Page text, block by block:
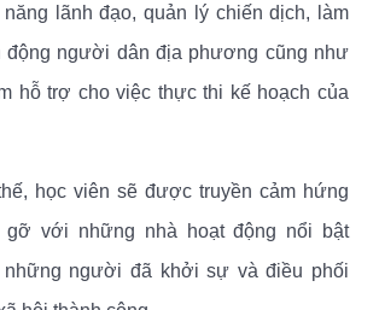
lãnh đạo, quản lý chiến dịch, làm
động người dân địa phương cũng như
hỗ trợ cho việc thực thi kế hoạch của
học viên sẽ được truyền cảm hứng
gỡ với những nhà hoạt động nổi bật
những người đã khởi sự và điều phối